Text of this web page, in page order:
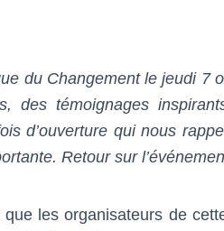
du Changement le jeudi 7
des témoignages
d’ouverture qui nous
Retour sur
les organisateurs de